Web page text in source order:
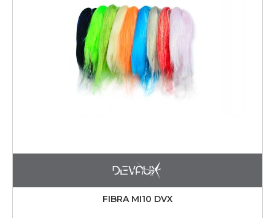
FIBRA MI10 DVX